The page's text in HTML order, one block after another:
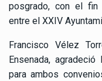
posgrado, con el fin
entre el XXIV
Francisco Vélez
Ensenada,
para ambos